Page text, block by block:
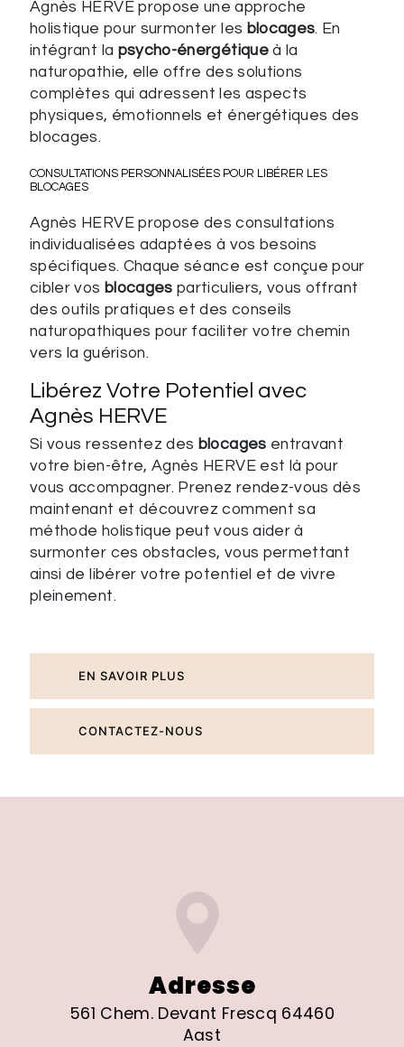
Agnès HERVE propose une approche
holistique pour surmonter les blocages. En
intégrant la psycho-énergétiqueà la
naturopathie, elle offre des solutions
complètes qui adressent les aspects
physiques, émotionnels et énergétiques des
blocages.
CONSULTATIONS PERSONNALISÉES POUR LIBÉRER LES
BLOCAGES
Agnès HERVE propose des consultations
individualisées adaptées à vos besoins
spécifiques. Chaque séance est conçue pour
cibler vos blocages particuliers, vous offrant
des outils pratiques et des conseils
naturopathiques pour faciliter votre chemin
vers la guérison.
Libérez Votre Potentiel avec
Agnès HERVE
Si vous ressentez des blocages entravant
votre bien-être, Agnès HERVE est là pour
vous accompagner. Prenez rendez-vous dès
maintenant et découvrez comment sa
méthode holistique peut vous aider à
surmonter ces obstacles, vous permettant
ainsi de libérer votre potentiel et de vivre
pleinement.
EN SAVOIR PLUS
CONTACTEZ-NOUS
Adresse
561 Chem. Devant Frescq 64460
Aast